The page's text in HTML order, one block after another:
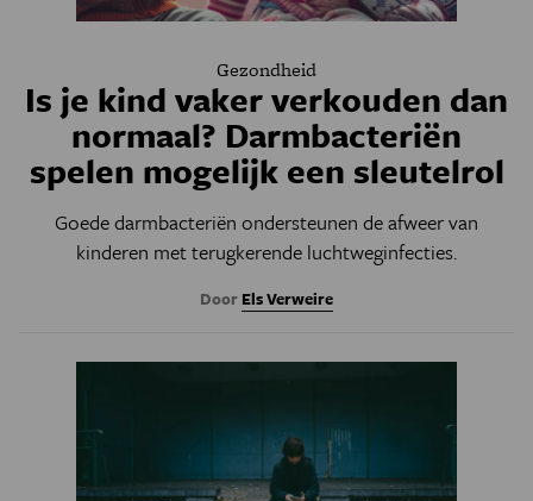
Gezondheid
Is je kind vaker verkouden dan
normaal? Darmbacteriën
spelen mogelijk een sleutelrol
Goede darmbacteriën ondersteunen de afweer van
kinderen met terugkerende luchtweginfecties.
Door Els Verweire